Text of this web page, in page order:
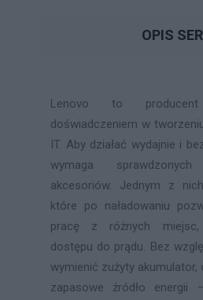
OPIS
Lenovo to
doświadczeniem w
IT. Aby działać wydajnie i
wymaga
akcesoriów. Jednym z
które po naładowaniu
pracę z różnych miejsc,
dostępu do prądu. Bez
wymienić zużyty
zapasowe źródło energii